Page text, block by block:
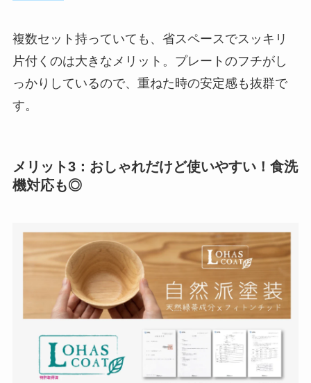
複数セット持っていても、省スペースでスッキリ
片付くのは大きなメリット。プレートのフチがし
っかりしているので、重ねた時の安定感も抜群で
す。
メリット3：おしゃれだけど使いやすい！食洗
機対応も◎